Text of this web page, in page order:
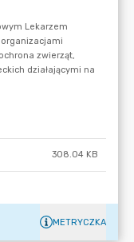
308.04 KB
METRYCZKA